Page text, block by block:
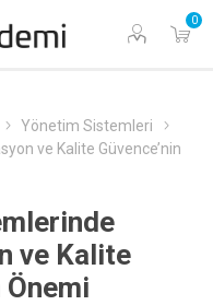
0
Yönetim Sistemleri
ve Kalite Güvence’nin
ve Kalite
Önemi